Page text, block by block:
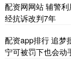
配资网网站 辅警
经抗诉改判7年
配资app排行 追梦
宁可被罚下也会动